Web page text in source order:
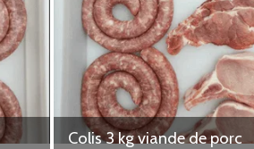
Colis 3 kg viande de porc